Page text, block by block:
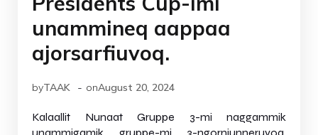
unammineq aappaa
ajorsarfiuvoq.
byTAAK - onAugust 20, 2024
Kalaallit Nunaat Gruppe 3-mi naggammik